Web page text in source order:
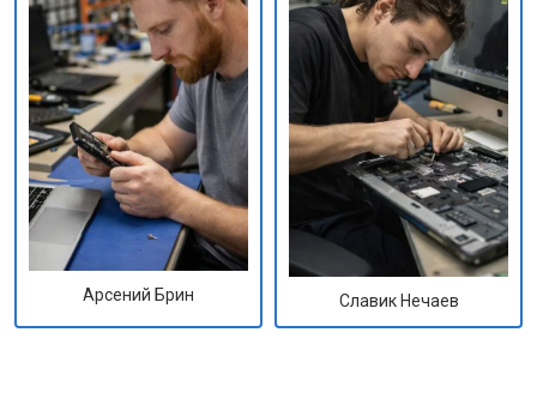
Арсений Брин Славик Нечаев